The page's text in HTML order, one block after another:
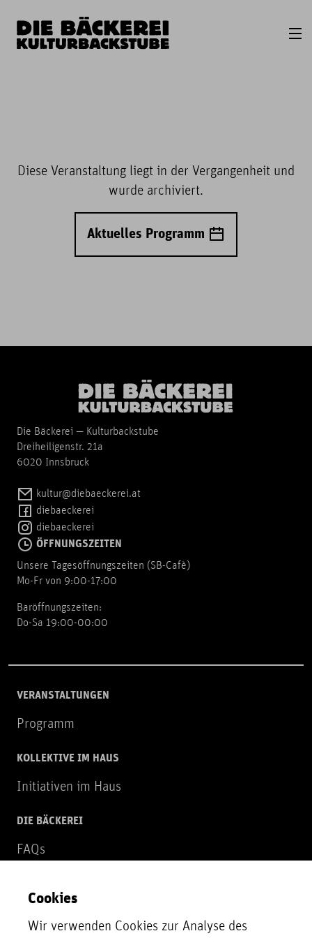
Diese Veranstaltung liegt in der Vergangenheit und
wurde archiviert.
Aktuelles Programm
Die Bäckerei — Kulturbackstube
Dreiheiligenstr. 21a
6020 Innsbruck
kultur@diebaeckerei.at
diebaeckerei
diebaeckerei
ÖFFNUNGSZEITEN
Unsere Tagesöffnungszeiten (SB-Cafè)
Mo-Fr von 9:00-17:00
Baröffnungszeiten:
Do-Sa 19:00-00:00
VERANSTALTUNGEN
Programm
KOLLEKTIVE IM HAUS
Initiativen im Haus
DIE BÄCKEREI
FAQs
NEWSLETTER
Zur Newsletter Anmeldung
Cookies
Wir verwenden Cookies zur Analyse des